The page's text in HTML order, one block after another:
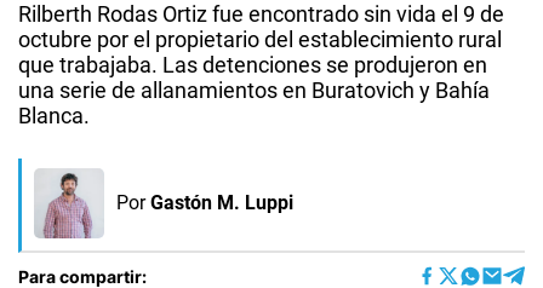
Rilberth Rodas Ortiz fue encontrado sin vida el 9 de
octubre por el propietario del establecimiento rural
que trabajaba. Las detenciones se produjeron en
una serie de allanamientos en Buratovich y Bahía
Blanca.
Por Gastón M. Luppi
Para compartir: